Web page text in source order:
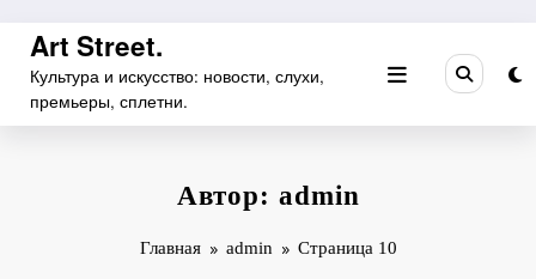
Перейти
содержимому
Art Street.
Культура и искусство: новости, слухи,
премьеры, сплетни.
Автор: admin
Главная admin Страница 10